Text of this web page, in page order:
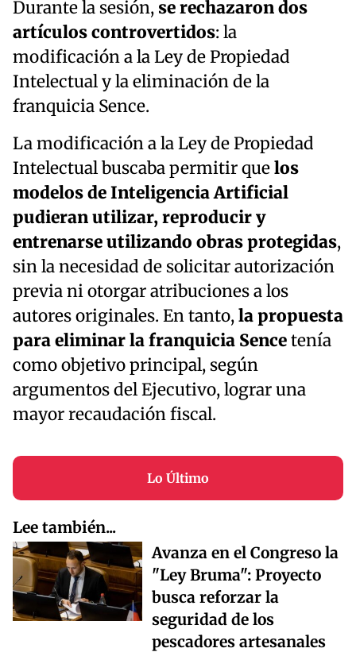
Durante la sesión, se rechazaron dos
artículos controvertidos: la
modificación a la Ley de Propiedad
Intelectual y la eliminación de la
franquicia Sence.
La modificación a la Ley de Propiedad
Intelectual buscaba permitir quelos
modelos de Inteligencia Artificial
pudieran utilizar, reproducir y
entrenarse utilizando obras protegidas,
sin la necesidad de solicitar autorización
previa ni otorgar atribuciones a los
autores originales. En tanto,la propuesta
para eliminar la franquicia Sencetenía
como objetivo principal, según
argumentos del Ejecutivo, lograr una
mayor recaudación fiscal.
Lo Último
Lee también...
Avanza en el Congreso la
"Ley Bruma": Proyecto
busca reforzar la
seguridad de los
pescadores artesanales